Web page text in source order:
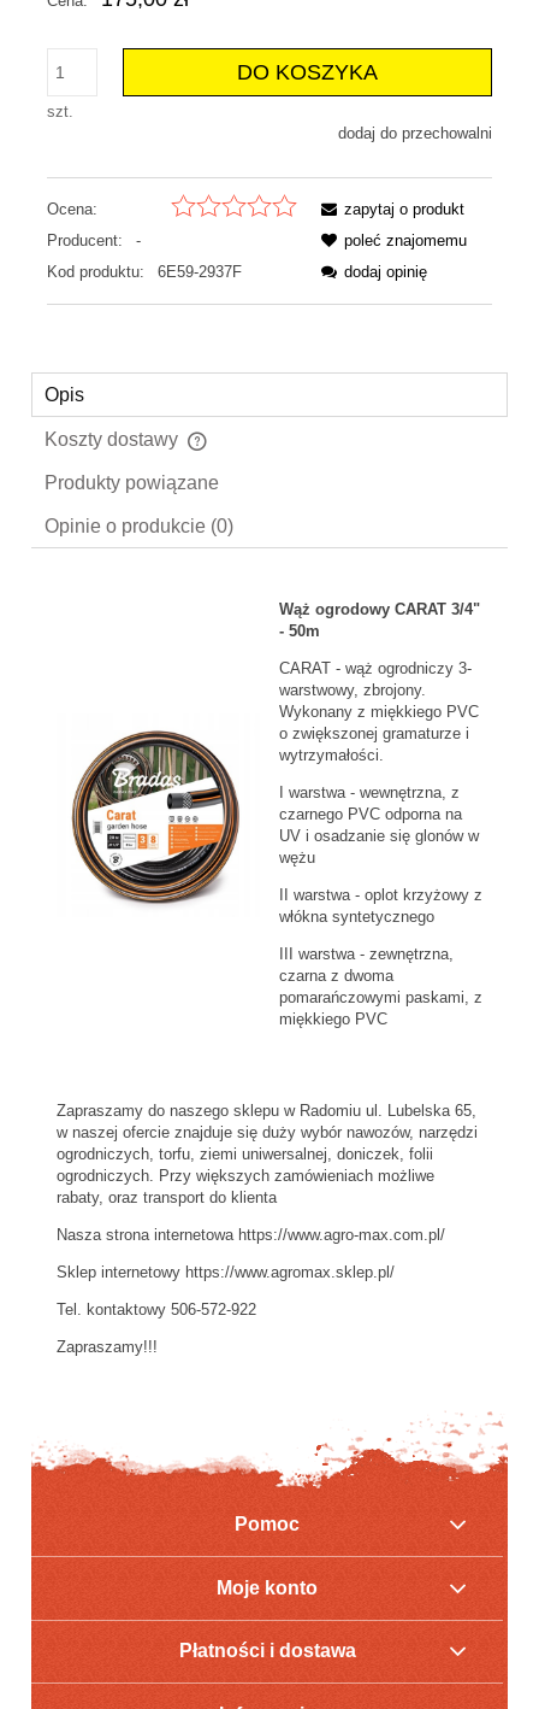
szt.
DO KOSZYKA
dodaj do przechowalni
Ocena:
Producent:
-
Kod produktu:
6E59-2937F
zapytaj o produkt
poleć znajomemu
dodaj opinię
Opis
Koszty dostawy
Cena nie zawiera ewentualnych kosztów płatności
Produkty powiązane
Opinie o produkcie (0)
Wąż ogrodowy CARAT 3/4"
- 50m
CARAT - wąż ogrodniczy 3-
warstwowy, zbrojony.
Wykonany z miękkiego PVC
o zwiększonej gramaturze i
wytrzymałości.
I warstwa - wewnętrzna, z
czarnego PVC odporna na
UV i osadzanie się glonów w
wężu
II warstwa - oplot krzyżowy z
włókna syntetycznego
III warstwa - zewnętrzna,
czarna z dwoma
pomarańczowymi paskami, z
miękkiego PVC
Zapraszamy do naszego sklepu w Radomiu ul. Lubelska 65,
w naszej ofercie znajduje się duży wybór nawozów, narzędzi
ogrodniczych, torfu, ziemi uniwersalnej, doniczek, folii
ogrodniczych. Przy większych zamówieniach możliwe
rabaty, oraz transport do klienta
Nasza strona internetowa https://www.agro-max.com.pl/
Sklep internetowy https://www.agromax.sklep.pl/
Tel. kontaktowy 506-572-922
Zapraszamy!!!
Pomoc
Moje konto
Płatności i dostawa